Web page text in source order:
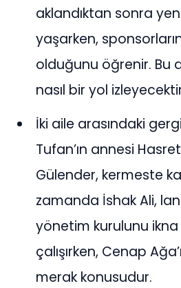
aklandıktan sonra
yaşarken,
olduğunu öğrenir. Bu
nasıl bir yol
İki aile arasındaki
Tufan’ın annesi
Gülender, kermeste
zamanda İshak Ali,
yönetim kurulunu
çalışırken, Cenap
merak konusudur.